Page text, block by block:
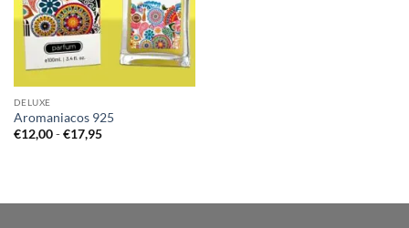
DELUXE
Aromaniacos 925
€12,00 - €17,95Rango
€17,95